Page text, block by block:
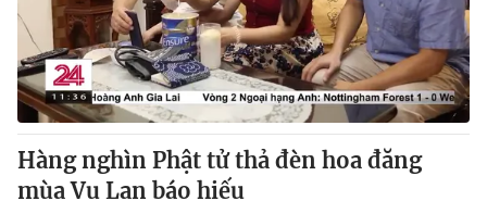
Hàng nghìn Phật tử thả đèn hoa đăng
mùa Vu Lan báo hiếu